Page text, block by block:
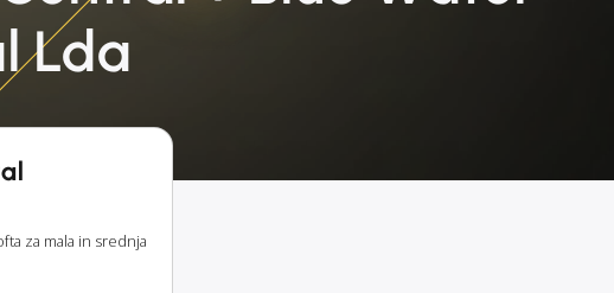
Lda
za mala in srednja